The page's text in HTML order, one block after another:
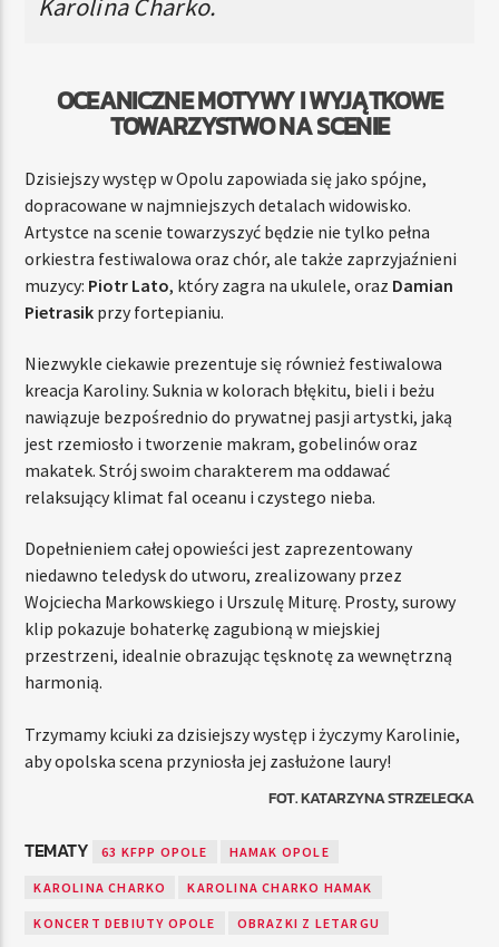
Karolina Charko.
OCEANICZNE MOTYWY I WYJĄTKOWE
TOWARZYSTWO NA SCENIE
Dzisiejszy występ w Opolu zapowiada się jako spójne,
dopracowane w najmniejszych detalach widowisko.
Artystce na scenie towarzyszyć będzie nie tylko pełna
orkiestra festiwalowa oraz chór, ale także zaprzyjaźnieni
muzycy: Piotr Lato, który zagra na ukulele, oraz Damian
Pietrasik przy fortepianiu.
Niezwykle ciekawie prezentuje się również festiwalowa
kreacja Karoliny. Suknia w kolorach błękitu, bieli i beżu
nawiązuje bezpośrednio do prywatnej pasji artystki, jaką
jest rzemiosło i tworzenie makram, gobelinów oraz
makatek. Strój swoim charakterem ma oddawać
relaksujący klimat fal oceanu i czystego nieba.
Dopełnieniem całej opowieści jest zaprezentowany
niedawno teledysk do utworu, zrealizowany przez
Wojciecha Markowskiego i Urszulę Miturę. Prosty, surowy
klip pokazuje bohaterkę zagubioną w miejskiej
przestrzeni, idealnie obrazując tęsknotę za wewnętrzną
harmonią.
Trzymamy kciuki za dzisiejszy występ i życzymy Karolinie,
aby opolska scena przyniosła jej zasłużone laury!
FOT. KATARZYNA STRZELECKA
TEMATY 63 KFPP OPOLE HAMAK OPOLE
KAROLINA CHARKO KAROLINA CHARKO HAMAK
KONCERT DEBIUTY OPOLE OBRAZKI Z LETARGU